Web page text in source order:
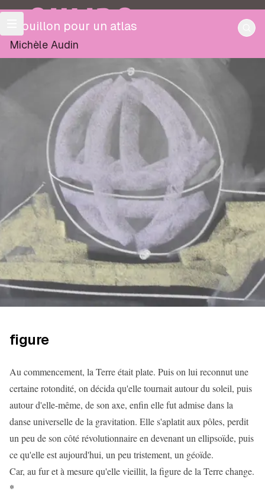
OULIPO
Brouillon pour un atlas
Michèle Audin
figure
Au commencement, la Terre était plate. Puis on lui reconnut une
certaine rotondité, on décida qu'elle tournait autour du soleil, puis
autour d'elle-même, de son axe, enfin elle fut admise dans la
danse universelle de la gravitation. Elle s'aplatit aux pôles, perdit
un peu de son côté révolutionnaire en devenant un ellipsoïde, puis
ce qu'elle est aujourd'hui, un peu tristement, un géoïde.
Car, au fur et à mesure qu'elle vieillit, la figure de la Terre change.
*